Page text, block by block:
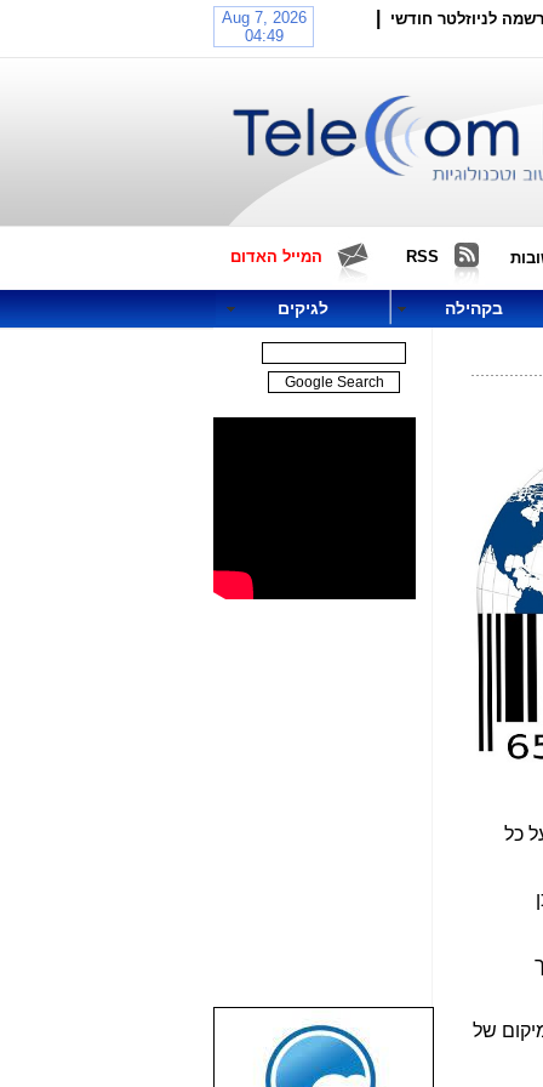
לניוזלטר חודשי
RSS המייל האדום
בקהילה לגיקים
כל
של
שבוע טוב לכל
הגולשים באשר